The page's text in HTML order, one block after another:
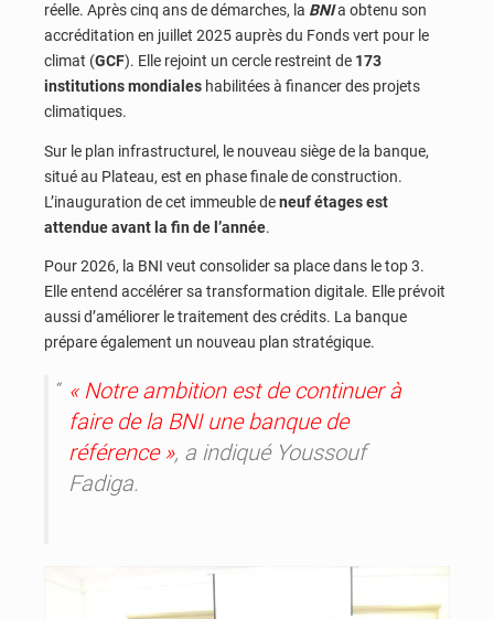
réelle. Après cinq ans de démarches, la BNIa obtenu son
accréditation en juillet 2025 auprès du Fonds vert pour le
climat (GCF). Elle rejoint un cercle restreint de 173
institutions mondiales habilitées à financer des projets
climatiques.
Sur le plan infrastructurel, le nouveau siège de la banque,
situé au Plateau, est en phase finale de construction.
L’inauguration de cet immeuble deneuf étages est
attendue avant la fin de l’année.
Pour 2026, la BNI veut consolider sa place dans le top 3.
Elle entend accélérer sa transformation digitale. Elle prévoit
aussi d’améliorer le traitement des crédits. La banque
prépare également un nouveau plan stratégique.
« Notre ambition est de continuer à
faire de la BNI une banque de
référence », a indiqué Youssouf
Fadiga.